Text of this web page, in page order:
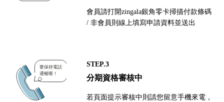
會員請打開zingala銀角零卡掃描付款條碼
/ 非會員則線上填寫申請資料並送出
STEP.3
分期資格審核中
若頁面提示審核中則請您留意手機來電，